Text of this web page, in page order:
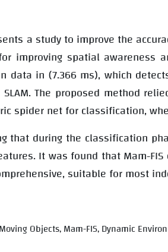
a study to improve the
improving spatial awareness
data in (7.366 ms), which
The proposed method
spider net for classification,
that during the classification
It was found that Mam-
suitable for most
Moving Objects, Mam-FIS, Dynamic